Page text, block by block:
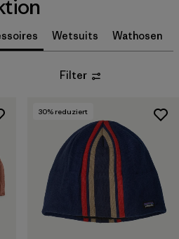
Wetsuits Wathosen
Filter
30% reduziert